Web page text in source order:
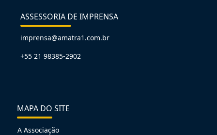
ASSESSORIA DE IMPRENSA
imprensa@amatra1.com.br
+55 21 98385-2902
MAPA DO SITE
A Associação